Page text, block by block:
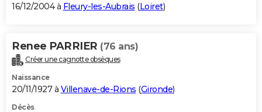
16/12/2004 à Fleury-les-Aubrais (Loiret)
Renee PARRIER (76 ans)
Créer une cagnotte obsèques
Naissance
20/11/1927 à Villenave-de-Rions (Gironde)
Décès